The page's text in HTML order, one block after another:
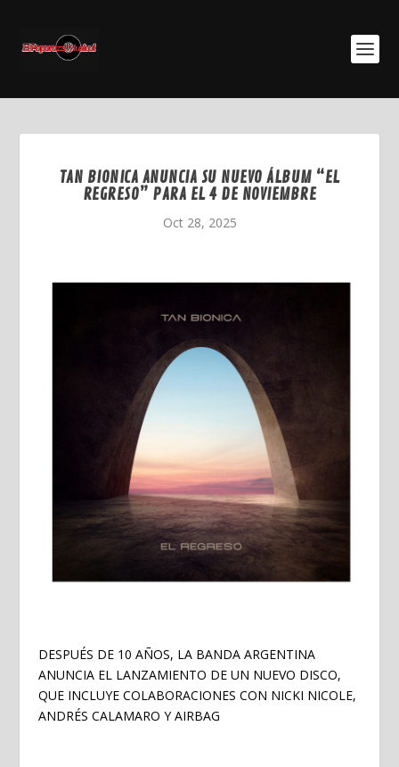
TAN BIONICA ANUNCIA SU NUEVO ÁLBUM “EL
REGRESO” PARA EL 4 DE NOVIEMBRE
Oct 28, 2025
DESPUÉS DE 10 AÑOS, LA BANDA ARGENTINA
ANUNCIA EL LANZAMIENTO DE UN NUEVO DISCO,
QUE INCLUYE COLABORACIONES CON NICKI NICOLE,
ANDRÉS CALAMARO Y AIRBAG